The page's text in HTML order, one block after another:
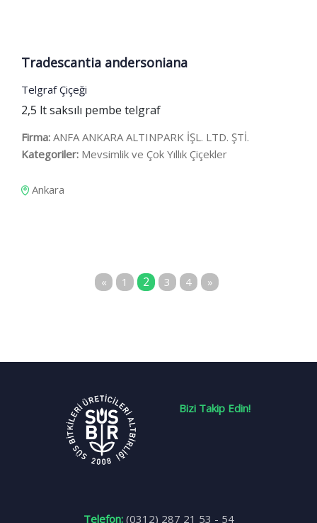
Tradescantia andersoniana
Telgraf Çiçeği
2,5 lt saksılı pembe telgraf
Firma: ANFA ANKARA ALTINPARK İŞL. LTD. ŞTİ.
Kategoriler: Mevsimlik ve Çok Yıllık Çiçekler
Ankara
« 1 2 3 4 »
Bizi Takip Edin!
Telefon: (0312) 287 21 53 - 54